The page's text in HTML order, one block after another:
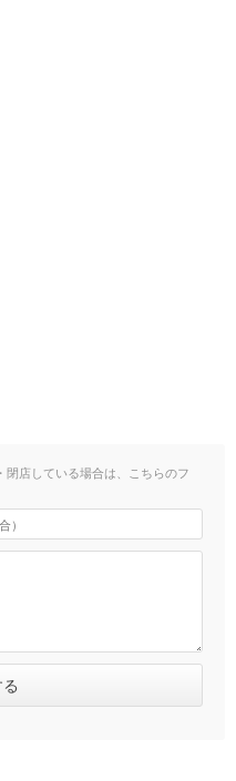
店している場合は、こちらのフ